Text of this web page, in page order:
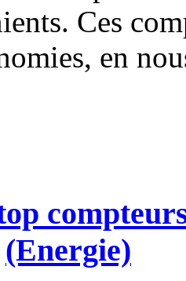
Ces
en
(Energie)